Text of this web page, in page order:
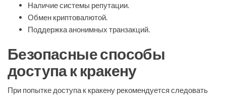
Наличие системы репутации.
Обмен криптовалютой.
Поддержка анонимных транзакций.
Безопасные способы
доступа к кракену
При попытке доступа к кракену рекомендуется следовать